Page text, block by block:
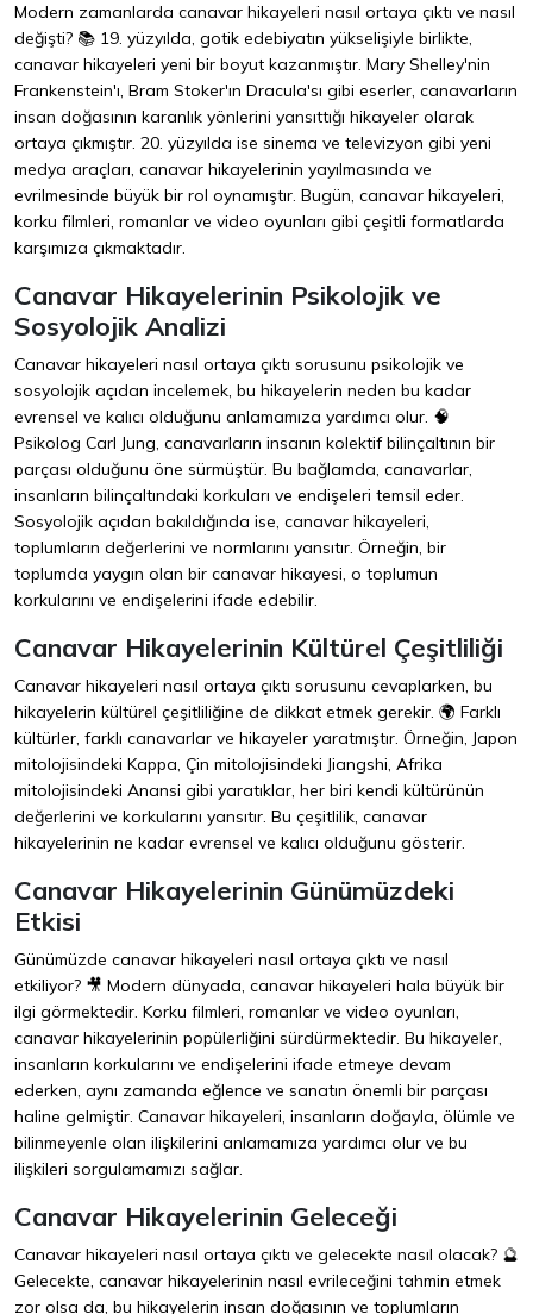
Modern zamanlarda canavar hikayeleri nasıl ortaya çıktı ve nasıl
değişti? 📚 19. yüzyılda, gotik edebiyatın yükselişiyle birlikte,
canavar hikayeleri yeni bir boyut kazanmıştır. Mary Shelley'nin
Frankenstein'ı, Bram Stoker'ın Dracula'sı gibi eserler, canavarların
insan doğasının karanlık yönlerini yansıttığı hikayeler olarak
ortaya çıkmıştır. 20. yüzyılda ise sinema ve televizyon gibi yeni
medya araçları, canavar hikayelerinin yayılmasında ve
evrilmesinde büyük bir rol oynamıştır. Bugün, canavar hikayeleri,
korku filmleri, romanlar ve video oyunları gibi çeşitli formatlarda
karşımıza çıkmaktadır.
Canavar Hikayelerinin Psikolojik ve
Sosyolojik Analizi
Canavar hikayeleri nasıl ortaya çıktı sorusunu psikolojik ve
sosyolojik açıdan incelemek, bu hikayelerin neden bu kadar
evrensel ve kalıcı olduğunu anlamamıza yardımcı olur. 🧠
Psikolog Carl Jung, canavarların insanın kolektif bilinçaltının bir
parçası olduğunu öne sürmüştür. Bu bağlamda, canavarlar,
insanların bilinçaltındaki korkuları ve endişeleri temsil eder.
Sosyolojik açıdan bakıldığında ise, canavar hikayeleri,
toplumların değerlerini ve normlarını yansıtır. Örneğin, bir
toplumda yaygın olan bir canavar hikayesi, o toplumun
korkularını ve endişelerini ifade edebilir.
Canavar Hikayelerinin Kültürel Çeşitliliği
Canavar hikayeleri nasıl ortaya çıktı sorusunu cevaplarken, bu
hikayelerin kültürel çeşitliliğine de dikkat etmek gerekir. 🌍 Farklı
kültürler, farklı canavarlar ve hikayeler yaratmıştır. Örneğin, Japon
mitolojisindeki Kappa, Çin mitolojisindeki Jiangshi, Afrika
mitolojisindeki Anansi gibi yaratıklar, her biri kendi kültürünün
değerlerini ve korkularını yansıtır. Bu çeşitlilik, canavar
hikayelerinin ne kadar evrensel ve kalıcı olduğunu gösterir.
Canavar Hikayelerinin Günümüzdeki
Etkisi
Günümüzde canavar hikayeleri nasıl ortaya çıktı ve nasıl
etkiliyor? 🎥 Modern dünyada, canavar hikayeleri hala büyük bir
ilgi görmektedir. Korku filmleri, romanlar ve video oyunları,
canavar hikayelerinin popülerliğini sürdürmektedir. Bu hikayeler,
insanların korkularını ve endişelerini ifade etmeye devam
ederken, aynı zamanda eğlence ve sanatın önemli bir parçası
haline gelmiştir. Canavar hikayeleri, insanların doğayla, ölümle ve
bilinmeyenle olan ilişkilerini anlamamıza yardımcı olur ve bu
ilişkileri sorgulamamızı sağlar.
Canavar Hikayelerinin Geleceği
Canavar hikayeleri nasıl ortaya çıktı ve gelecekte nasıl olacak? 🔮
Gelecekte, canavar hikayelerinin nasıl evrileceğini tahmin etmek
zor olsa da, bu hikayelerin insan doğasının ve toplumların